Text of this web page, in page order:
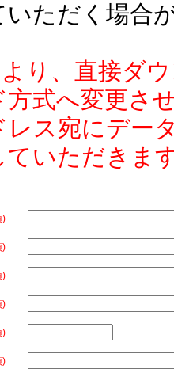
いただく場合
り、直接ダ
方式へ変更さ
レス宛にデー
ていただきま
)
)
)
)
)
)